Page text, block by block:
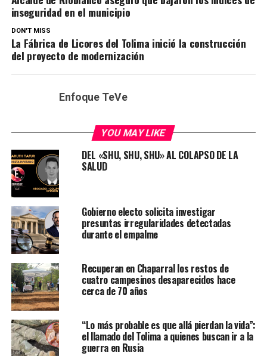
inseguridad en el municipio
DON'T MISS
La Fábrica de Licores del Tolima inició la construcción
del proyecto de modernización
Enfoque TeVe
YOU MAY LIKE
DEL «SHU, SHU, SHU» AL COLAPSO DE LA
SALUD
Gobierno electo solicita investigar
presuntas irregularidades detectadas
durante el empalme
Recuperan en Chaparral los restos de
cuatro campesinos desaparecidos hace
cerca de 70 años
“Lo más probable es que allá pierdan la vida”:
el llamado del Tolima a quienes buscan ir a la
guerra en Rusia